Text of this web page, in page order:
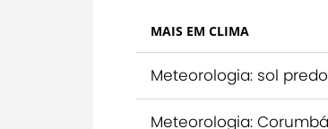
MAIS EM CLIMA
Meteorologia: sol
Meteorologia: